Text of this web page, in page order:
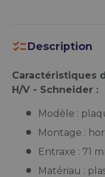
Description
Caractéristiques
H/V - Schneider :
Modèle :
Montage :
Entraxe : 71
Matériau :